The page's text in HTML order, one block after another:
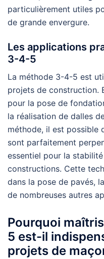
particulièrement utiles
de grande envergure.
Les applications
3-4-5
La méthode 3-4-5 est
projets de construction.
pour la pose de
la réalisation de dalles
méthode, il est possible
sont parfaitement
essentiel pour la
constructions. Cette
dans la pose de pavés,
de nombreuses autres
Pourquoi
5 est-il
projets de